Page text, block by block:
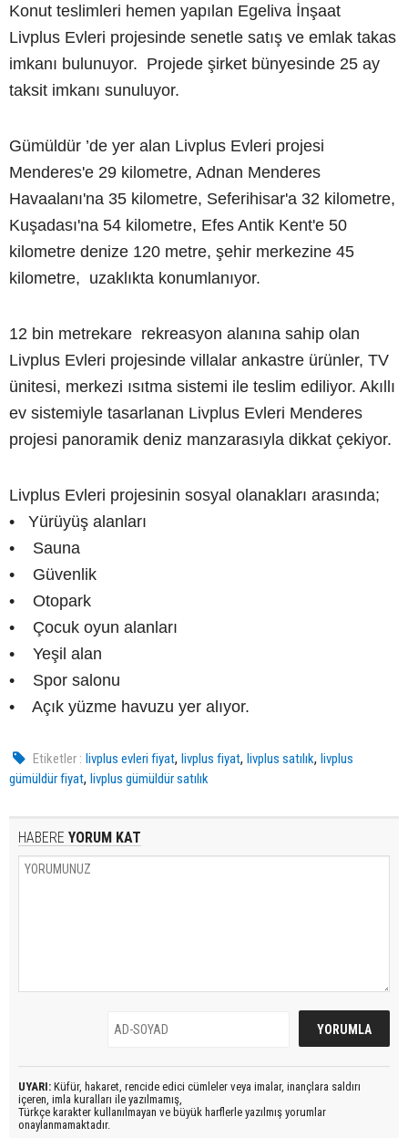
Konut teslimleri hemen yapılan Egeliva İnşaat
Livplus Evleri projesinde senetle satış ve emlak takas
imkanı bulunuyor. Projede şirket bünyesinde 25 ay
taksit imkanı sunuluyor.
Gümüldür ’de yer alan Livplus Evleri projesi
Menderes'e 29 kilometre, Adnan Menderes
Havaalanı'na 35 kilometre, Seferihisar'a 32 kilometre,
Kuşadası'na 54 kilometre, Efes Antik Kent'e 50
kilometre denize 120 metre, şehir merkezine 45
kilometre, uzaklıkta konumlanıyor.
12 bin metrekare rekreasyon alanına sahip olan
Livplus Evleri projesinde villalar ankastre ürünler, TV
ünitesi, merkezi ısıtma sistemi ile teslim ediliyor. Akıllı
ev sistemiyle tasarlanan Livplus Evleri Menderes
projesi panoramik deniz manzarasıyla dikkat çekiyor.
Livplus Evleri projesinin sosyal olanakları arasında;
• Yürüyüş alanları
• Sauna
• Güvenlik
• Otopark
• Çocuk oyun alanları
• Yeşil alan
• Spor salonu
• Açık yüzme havuzu yer alıyor.
Etiketler : livplus evleri fiyat,livplus fiyat,livplus satılık,livplus
gümüldür fiyat, livplus gümüldür satılık
HABERE YORUM KAT
UYARI: Küfür, hakaret, rencide edici cümleler veya imalar, inançlara saldırı
içeren, imla kuralları ile yazılmamış,
Türkçe karakter kullanılmayan ve büyük harflerle yazılmış yorumlar
onaylanmamaktadır.